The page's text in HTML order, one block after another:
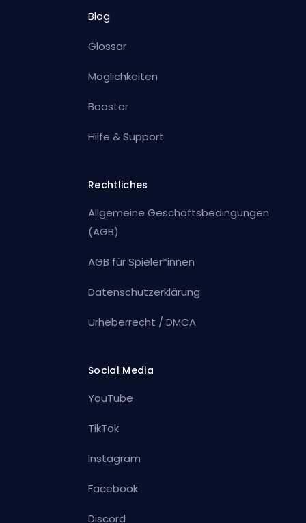
Blog
Glossar
Möglichkeiten
Booster
Hilfe & Support
Rechtliches
Allgemeine Geschäftsbedingungen
(AGB)
AGB für Spieler*innen
Datenschutzerklärung
Urheberrecht / DMCA
Social Media
YouTube
TikTok
Instagram
Facebook
Discord